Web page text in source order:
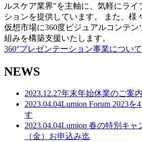
ルスケア業界"を主軸に、気軽にライ
ションを提供しています。 また、様
仮想市場に360度ビジュアルコンテ
組みを構築支援いたします。
360°プレゼンテーション事業について
NEWS
2023.12.27年末年始休業のご案内
2023.04.04Lumion Forum 2023を
す
2023.04.04Lumion 春の特別キャ
（金）お申込み迄